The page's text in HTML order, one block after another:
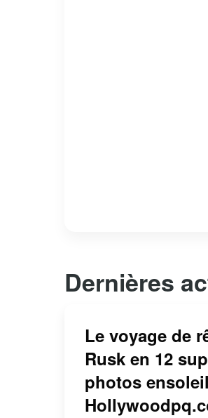
Dernières
Le voyage de
Rusk en 12
photos